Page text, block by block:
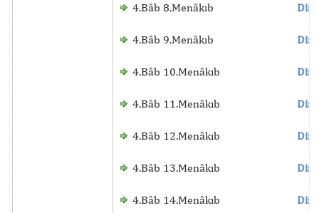
4.Bâb 8.Menâkıb
4.Bâb 9.Menâkıb
4.Bâb 10.Menâkıb
4.Bâb 11.Menâkıb
4.Bâb 12.Menâkıb
4.Bâb 13.Menâkıb
4.Bâb 14.Menâkıb